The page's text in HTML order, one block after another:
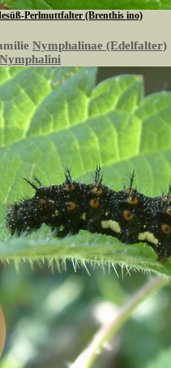
Perlmuttfalter (Brenthis ino)
Nymphalinae (Edelfalter)
Nymphalini